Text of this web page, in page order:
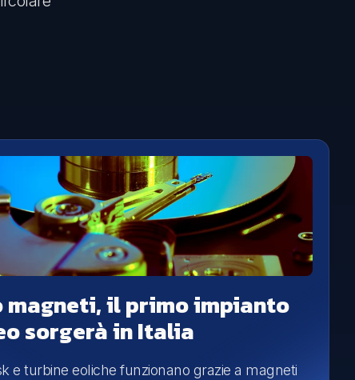
magneti, il primo impianto
sorgerà in Italia
e turbine eoliche funzionano grazie a magneti